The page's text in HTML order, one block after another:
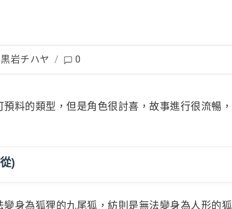
黒岩チハヤ / 0
料的類型，但是角色很討喜 ，故事進行很流暢，
)
身為狐狸的九尾狐，紡則是無法變身為人形的狐